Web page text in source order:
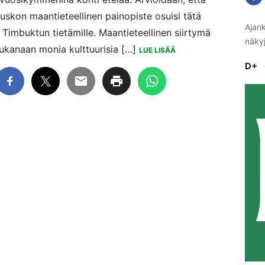
maantieteellinen painopiste osuisi tätä
tietämille. Maantieteellinen siirtymä
monia kulttuurisia […] LUE LISÄÄ
D+